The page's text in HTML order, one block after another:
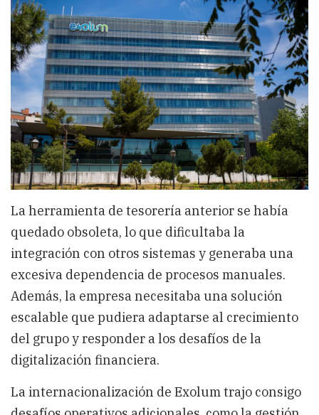
La herramienta de tesorería anterior se había
quedado obsoleta, lo que dificultaba la
integración con otros sistemas y generaba una
excesiva dependencia de procesos manuales.
Además, la empresa necesitaba una solución
escalable que pudiera adaptarse al crecimiento
del grupo y responder a los desafíos de la
digitalización financiera.
La internacionalización de Exolum trajo consigo